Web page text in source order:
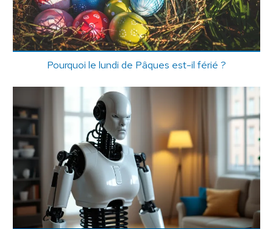
Pourquoi le lundi de Pâques est-il férié ?